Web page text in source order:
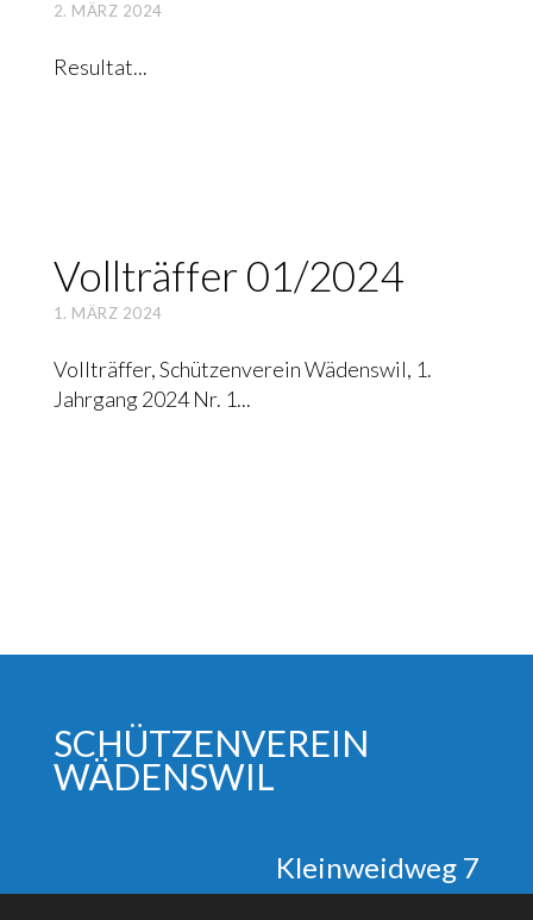
2. MÄRZ 2024
Resultat
Voll­träf­fer 01/2024
1. MÄRZ 2024
Vollträffer, Schützenverein Wädenswil, 1.
Jahrgang 2024 Nr. 1
SCHÜTZENVEREIN
WÄDENSWIL
Klein­weid­weg 7